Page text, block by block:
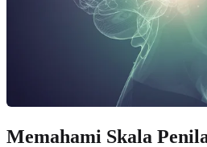
Memahami Skala